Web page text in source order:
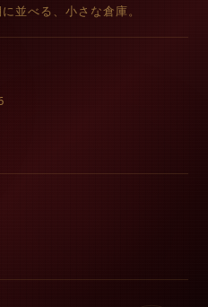
並べる、小さな倉庫。